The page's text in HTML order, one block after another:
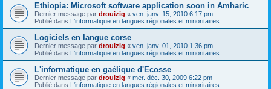
Ethiopia: Microsoft software application soon in Amharic
Dernier message par drouizig « ven. janv. 15, 2010 6:17 pm
Publié dans L'informatique en langues régionales et minoritaires
Logiciels en langue corse
Dernier message par drouizig « ven. janv. 01, 2010 1:36 pm
Publié dans L'informatique en langues régionales et minoritaires
L'informatique en gaélique d'Ecosse
Dernier message par drouizig « mer. déc. 30, 2009 6:22 pm
Publié dans L'informatique en langues régionales et minoritaires